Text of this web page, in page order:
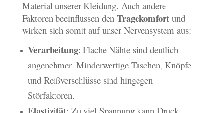
Material unserer Kleidung. Auch andere
Faktoren beeinflussen den Tragekomfortund
wirken sich somit auf unser Nervensystem aus:
Verarbeitung: Flache Nähte sind deutlich
angenehmer. Minderwertige Taschen, Knöpfe
und Reißverschlüsse sind hingegen
Störfaktoren.
Elastizität: Zu viel Spannung kann Druck